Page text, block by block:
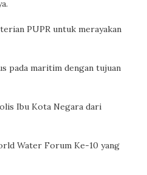
PUPR untuk merayakan
pada maritim dengan tujuan
Ibu Kota Negara dari
Water Forum Ke-10 yang